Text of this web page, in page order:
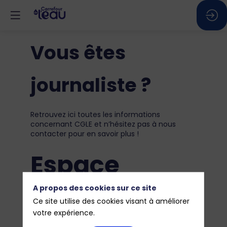
Vous êtes
journaliste ?
Retrouvez ici toutes les informations
concernant CGLE et n’hésitez pas à nous
contacter pour en savoir plus !
Espace
Presse
A propos des cookies sur ce site
Ce site utilise des cookies visant à améliorer
votre expérience.